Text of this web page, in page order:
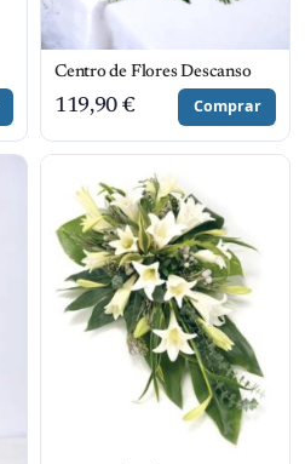
Centro de Flores Descanso
119,90 € Comprar